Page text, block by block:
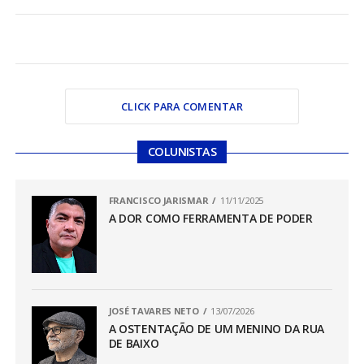
CLICK PARA COMENTAR
COLUNISTAS
FRANCISCO JARISMAR 11/11/2025
A DOR COMO FERRAMENTA DE PODER
JOSÉ TAVARES NETO 13/07/2026
A OSTENTAÇÃO DE UM MENINO DA RUA
DE BAIXO